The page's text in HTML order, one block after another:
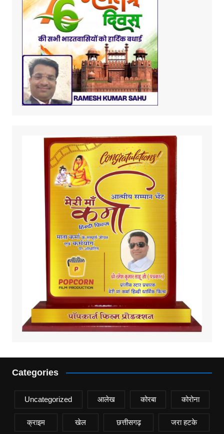
Categories
Uncategorized आलेख कोरबा कोरोना
क्राइम खेल छत्तीसगढ़ जरा हटके